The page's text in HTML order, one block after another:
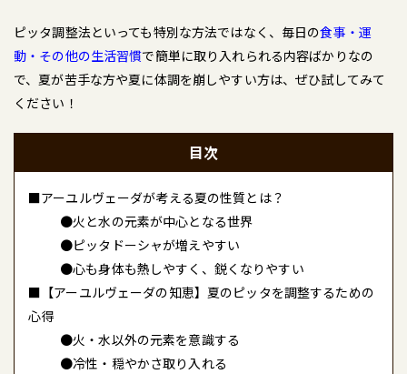
ピッタ調整法といっても特別な方法ではなく、毎日の食事・運
動・その他の生活習慣で簡単に取り入れられる内容ばかりなの
で、夏が苦手な方や夏に体調を崩しやすい方は、ぜひ試してみて
ください！
目次
■アーユルヴェーダが考える夏の性質とは？
●火と水の元素が中心となる世界
●ピッタドーシャが増えやすい
●心も身体も熱しやすく、鋭くなりやすい
■【アーユルヴェーダの知恵】夏のピッタを調整するための
心得
●火・水以外の元素を意識する
●冷性・穏やかさ取り入れる